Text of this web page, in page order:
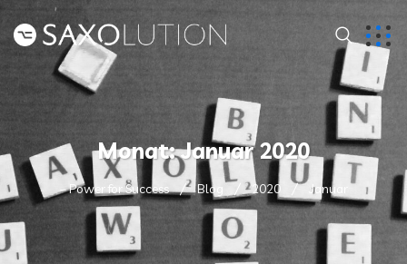
Monat:Januar 2020
– Power for Success Blog 2020 Januar